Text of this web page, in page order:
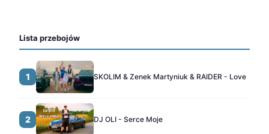
Lista przebojów
1 SKOLIM & Zenek Martyniuk & RAIDER - Love
2 DJ OLI - Serce Moje